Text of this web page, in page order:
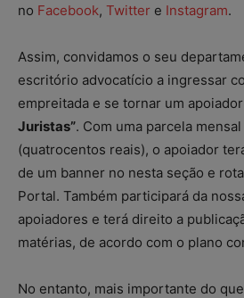
no Facebook, Twitter e Instagram.
Assim, convidamos o seu
escritório advocatício a ingressar
empreitada e se tornar um
Juristas”. Com uma parcela
(quatrocentos reais), o apoiador
de um banner no nesta seção e
Portal. Também participará da
apoiadores e terá direito a
matérias, de acordo com o plano
No entanto, mais importante do